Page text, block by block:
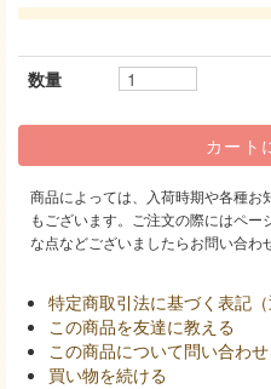
数量
商品によっては、入荷時期や各種
もございます。ご注文の際にはペ
な点などございましたらお問い合わ
特定商取引法に基づく表記（
この商品を友達に教える
この商品について問い合わ
買い物を続ける